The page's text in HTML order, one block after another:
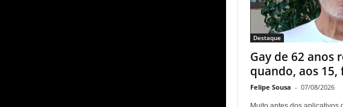
Destaque
Gay de 62 anos
quando, aos
Felipe Sousa - 07/08/2026